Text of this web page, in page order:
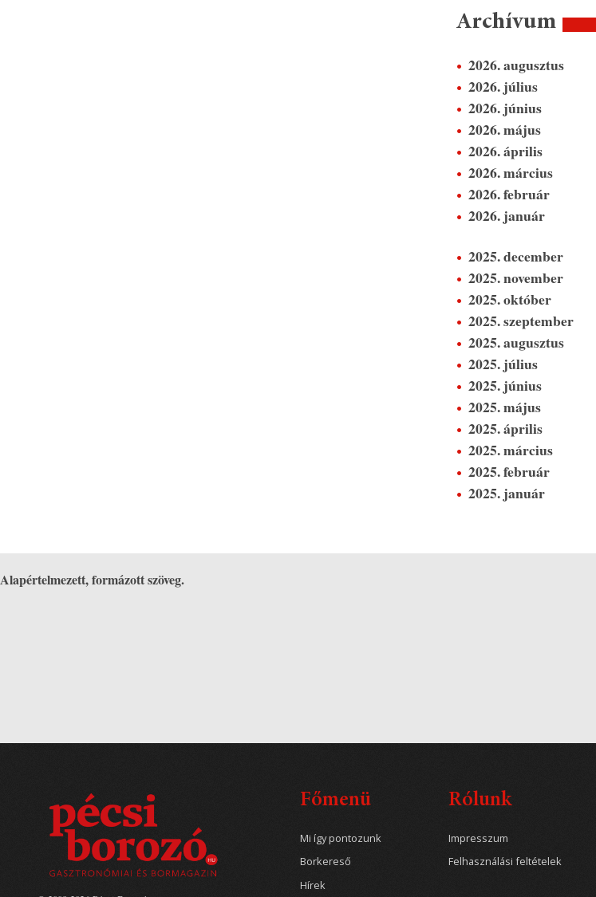
Archívum
2026. augusztus
2026. július
2026. június
2026. május
2026. április
2026. március
2026. február
2026. január
2025. december
2025. november
2025. október
2025. szeptember
2025. augusztus
2025. július
2025. június
2025. május
2025. április
2025. március
2025. február
2025. január
Alapértelmezett, formázott szöveg.
Főmenü
Mi így pontozunk
Borkereső
Hírek
Rólunk
Impresszum
Felhasználási feltételek